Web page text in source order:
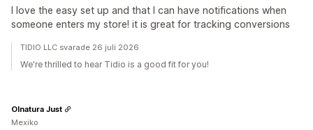
I love the easy set up and that I can have notifications when
someone enters my store! it is great for tracking conversions
TIDIO LLC svarade 26 juli 2026
We're thrilled to hear Tidio is a good fit for you!
Olnatura Just
Mexiko